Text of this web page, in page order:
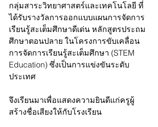
กลุ่มสาระวิทยาศาสตร์และเทคโนโลยี ที่
ได้รับรางวัลการออกแบบแผนการจัดการ
เรียนรู้สะเต็มศึกษาดีเด่น หลักสูตรประถม
ศึกษาตอนปลาย ในโครงการขับเคลื่อน
การจัดการเรียนรู้สะเต็มศึกษา (STEM
Education) ซึ่งเป็นการแข่งขันระดับ
ประเทศ
จึงเรียนมาเพื่อแสดงความยินดีแก่ครูผู้
สร้างชื่อเสียงให้กับโรงเรียน